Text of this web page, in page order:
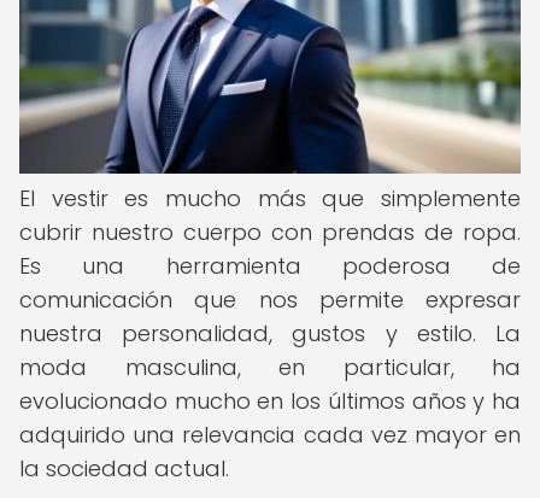
El vestir es mucho más que simplemente
cubrir nuestro cuerpo con prendas de ropa.
Es una herramienta poderosa de
comunicación que nos permite expresar
nuestra personalidad, gustos y estilo. La
moda masculina, en particular, ha
evolucionado mucho en los últimos años y ha
adquirido una relevancia cada vez mayor en
la sociedad actual.